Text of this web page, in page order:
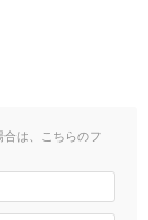
は、こちらのフ